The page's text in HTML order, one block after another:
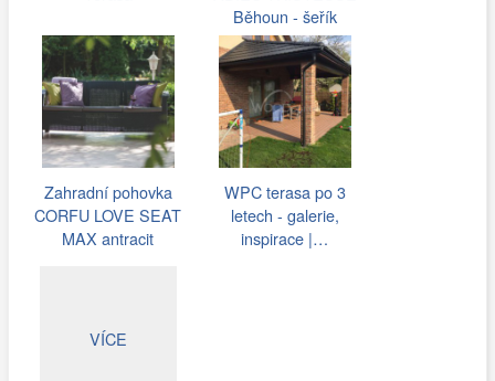
Běhoun - šeřík
Zahradní pohovka
CORFU LOVE SEAT
MAX antracit
WPC terasa po 3
letech - galerie,
inspirace |…
VÍCE